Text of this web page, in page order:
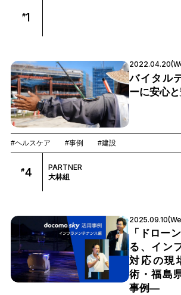
#1
バイタル
ーに安心
#ヘルスケア #事例 #建設
#4 PARTNER
大林組
「ドロー
る、イン
対応の現
術・福島
事例―